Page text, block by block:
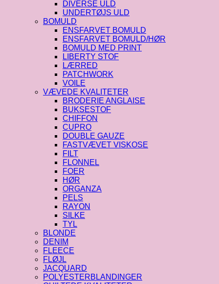
DIVERSE ULD
UNDERTØJS ULD
BOMULD
ENSFARVET BOMULD
ENSFARVET BOMULD/HØR
BOMULD MED PRINT
LIBERTY STOF
LÆRRED
PATCHWORK
VOILE
VÆVEDE KVALITETER
BRODERIE ANGLAISE
BUKSESTOF
CHIFFON
CUPRO
DOUBLE GAUZE
FASTVÆVET VISKOSE
FILT
FLONNEL
FOER
HØR
ORGANZA
PELS
RAYON
SILKE
TYL
BLONDE
DENIM
FLEECE
FLØJL
JACQUARD
POLYESTERBLANDINGER